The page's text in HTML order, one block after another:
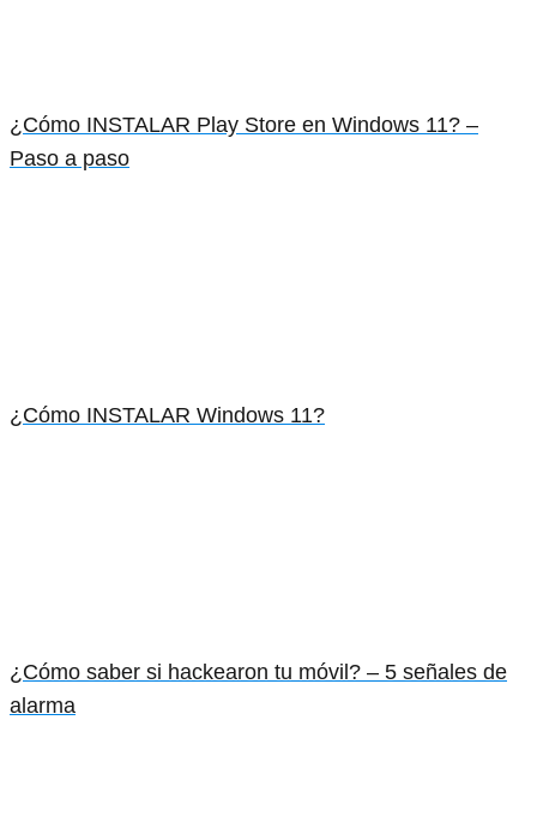
¿Cómo INSTALAR Play Store en Windows 11? –
Paso a paso
¿Cómo INSTALAR Windows 11?
¿Cómo saber si hackearon tu móvil? – 5 señales de
alarma